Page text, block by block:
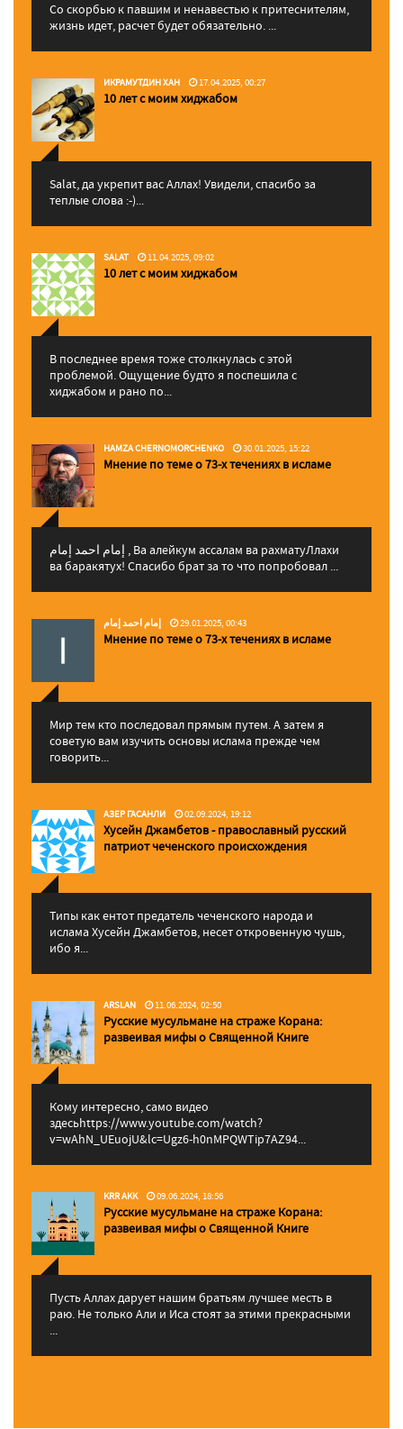
Со скорбью к павшим и ненавестью к притеснителям,
жизнь идет, расчет будет обязательно. ...
ИКРАМУТДИН ХАН 17.04.2025, 00:27
10 лет с моим хиджабом
Salat, да укрепит вас Аллаx! Увидели, спасибо за
теплые слова :-)...
SALAT 11.04.2025, 09:02
10 лет с моим хиджабом
В последнее время тоже столкнулась с этой
проблемой. Ощущение будто я поспешила с
хиджабом и рано по...
HAMZA CHERNOMORCHENKO 30.01.2025, 15:22
Мнение по теме о 73-х течениях в исламе
إمام احمد إمام , Ва алейкум ассалам ва рахматуЛлахи
ва баракятух! Спасибо брат за то что попробовал ...
إمام احمد إمام 29.01.2025, 00:43
Мнение по теме о 73-х течениях в исламе
Мир тем кто последовал прямым путем. А затем я
советую вам изучить основы ислама прежде чем
говорить...
АЗЕР ГАСАНЛИ 02.09.2024, 19:12
Хусейн Джамбетов - православный русский
патриот чеченского происхождения
Типы как ентот предатель чеченского народа и
ислама Хусейн Джамбетов, несет откровенную чушь,
ибо я...
ARSLAN 11.06.2024, 02:50
Русские мусульмане на страже Корана:
pазвеивая мифы о Священной Книге
Кому интересно, само видео
здесьhttps://www.youtube.com/watch?
v=wAhN_UEuojU&lc=Ugz6-h0nMPQWTip7AZ94...
KRR AKK 09.06.2024, 18:56
Русские мусульмане на страже Корана:
pазвеивая мифы о Священной Книге
Пусть Аллах дарует нашим братьям лучшее месть в
раю. Не только Али и Иса стоят за этими прекрасными
...